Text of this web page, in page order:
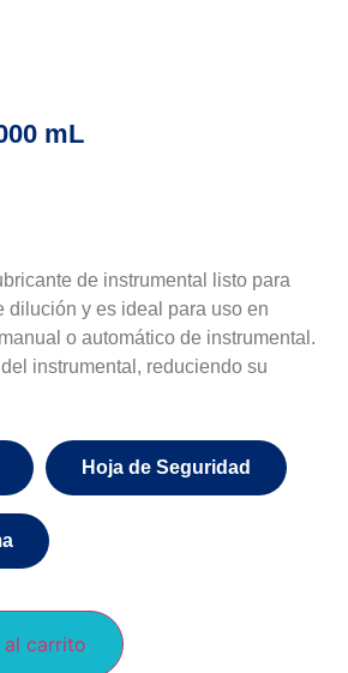
mL
de instrumental listo para
dilución y es ideal para uso en
o automático de instrumental.
instrumental, reduciendo su
Hoja de Seguridad
al carrito